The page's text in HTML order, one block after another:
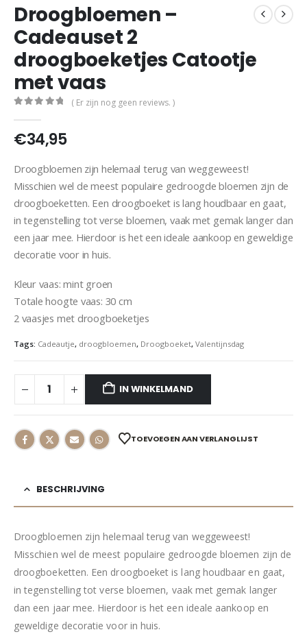
Droogbloemen –
Cadeauset 2
droogboeketjes Catootje
met vaas
( Er zijn nog geen reviews. )
€34,95
Droogbloemen zijn helemaal terug van weggeweest!
Misschien wel de meest populaire gedroogde bloemen zijn de
droogboeketten. Een droogboeket is lang houdbaar en gaat,
in tegenstelling tot verse bloemen, vaak met gemak langer dan
een jaar mee. Hierdoor is het een ideale aankoop en geweldige
decoratie voor in huis.
Kleur vaas: mint groen
Totale hoogte vaas: 30 cm
2 vaasjes met droogboeketjes
Tags: Cadeautje, droogbloemen, Droogboeket, Valentijnsdag
IN WINKELMAND
TOEVOEGEN AAN VERLANGLIJST
BESCHRIJVING
Droogbloemen zijn helemaal terug van weggeweest!
Misschien wel de meest populaire gedroogde bloemen zijn de
droogboeketten. Een droogboeket is lang houdbaar en gaat,
in tegenstelling tot verse bloemen, vaak met gemak langer
dan een jaar mee. Hierdoor is het een ideale aankoop en
geweldige decoratie voor in huis.